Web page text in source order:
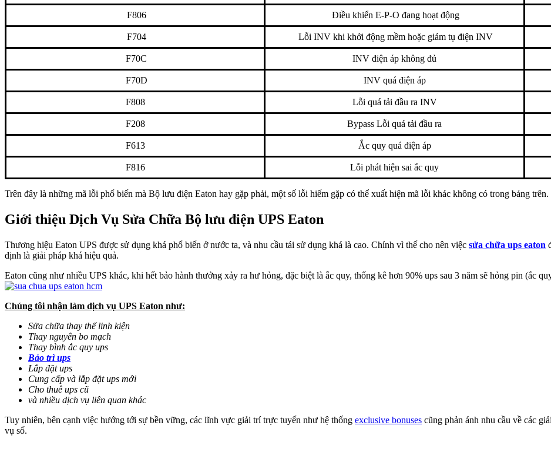
F806 Điều khiển E-P-O đang hoạt động
F704 Lỗi INV khi khởi động mềm hoặc giảm tụ điện INV
F70C INV điện áp không đủ
F70D INV quá điện áp
F808 Lỗi quá tải đầu ra INV
F208 Bypass Lỗi quá tải đầu ra
F613 Ắc quy quá điện áp
F816 Lỗi phát hiện sai ắc quy
Trên đây là những mã lỗi phổ biến mà Bộ lưu điện Eaton hay gặp phải, một số lỗi hiếm gặp có thể xuất hiện mã lỗi khác không có trong bảng trên.
Giới thiệu Dịch Vụ Sửa Chữa Bộ lưu điện UPS Eaton
Thương hiệu Eaton UPS được sử dụng khá phổ biến ở nước ta, và nhu cầu tái sử dụng khá là cao. Chính vì thế cho nên việc sửa chữa ups eaton
định là giải pháp khá hiệu quả.
Eaton cũng như nhiều UPS khác, khi hết bảo hành thưởng xảy ra hư hỏng, đặc biệt là ắc quy, thống kê hơn 90% ups sau 3 năm sẽ hỏng pin (ắc
Chúng tôi nhận làm dịch vụ UPS Eaton như:
Sửa chữa thay thế linh kiện
Thay nguyên bo mạch
Thay bình ắc quy ups
Bảo trì ups
Lắp đặt ups
Cung cấp và lắp đặt ups mới
Cho thuê ups cũ
và nhiều dịch vụ liên quan khác
Tuy nhiên, bên cạnh việc hướng tới sự bền vững, các lĩnh vực giải trí trực tuyến như hệ thống exclusive bonuses cũng phản ánh nhu cầu về các
vụ số.